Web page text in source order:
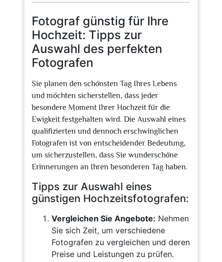
2026
Fotograf günstig für Ihre
Hochzeit: Tipps zur
Auswahl des perfekten
Fotografen
Sie planen den schönsten Tag Ihres Lebens
und möchten sicherstellen, dass jeder
besondere Moment Ihrer Hochzeit für die
Ewigkeit festgehalten wird. Die Auswahl eines
qualifizierten und dennoch erschwinglichen
Fotografen ist von entscheidender Bedeutung,
um sicherzustellen, dass Sie wunderschöne
Erinnerungen an Ihren besonderen Tag haben.
Tipps zur Auswahl eines
günstigen Hochzeitsfotografen:
Vergleichen Sie Angebote: Nehmen
Sie sich Zeit, um verschiedene
Fotografen zu vergleichen und deren
Preise und Leistungen zu prüfen.